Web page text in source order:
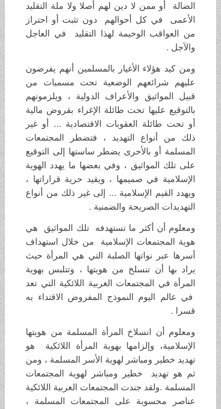
الضالة أو ممن لا دين لهم أصلا ولا ملة التقليد
الأعمى في كل أحوالهم دون تثبت أو احتراز
من العواقب الوخيمة لهذا التقليد في العاجل
والآجل .
ومن كيد هؤلاء الأغيار بالمسلمين أنهم يفرضون
عليهم شرائعهم الوضعية تحت مسميات من
قبيل المواثيق والأعراف الدولية ، ويلزمونهم
بالتوقيع عليها تحت طائلة الإغراء بقروض مالية
أو تحت طائلة العقوبات الاقتصادية ... أو غير
ذلك من أنواع التهديد ، فتضطر المجتمعات
المسلمة أو بالأحرى يضطر ساستها إلى التوقيع
على تلك المواثيق ، وفي بعضها ما يهدد الهوية
الإسلامية في صميمها ، ويقيد حرية قراراتها ،
ويهدد القيم الإسلامية ... إلى غير ذلك من أنواع
التهديدات الصريحة والضمنية .
ومعلوم أن أكثر ما تستهدفه تلك المواثيق هي
هوية المجتمعات الإسلامية من خلال استهداف
أسرها عبر نواتها الصلبة التي هي المرأة حيث
يراد بها أن تنسلخ من هويتها ، وتتلبس بهوية
المرأة في المجتمعات الغربية اللائكية التي تعد
في عالم اليوم النموذج المفروض الاقتداء به
قسرا .
ومعلوم أن انسلاخ المرأة المسلمة من هويتها
الإسلامية، وإلزامها بهوية المرأة اللائكية هو
تهديد خطير ومباشر لهوية الأسر المسلمة ، ومن
ثم هو تهديد خطير ومباشر لهوية المجتمعات
المسلمة .ولقد جندت المجتمعات الغربية اللائكية
عناصر محسوبة على المجتمعات المسلمة ،